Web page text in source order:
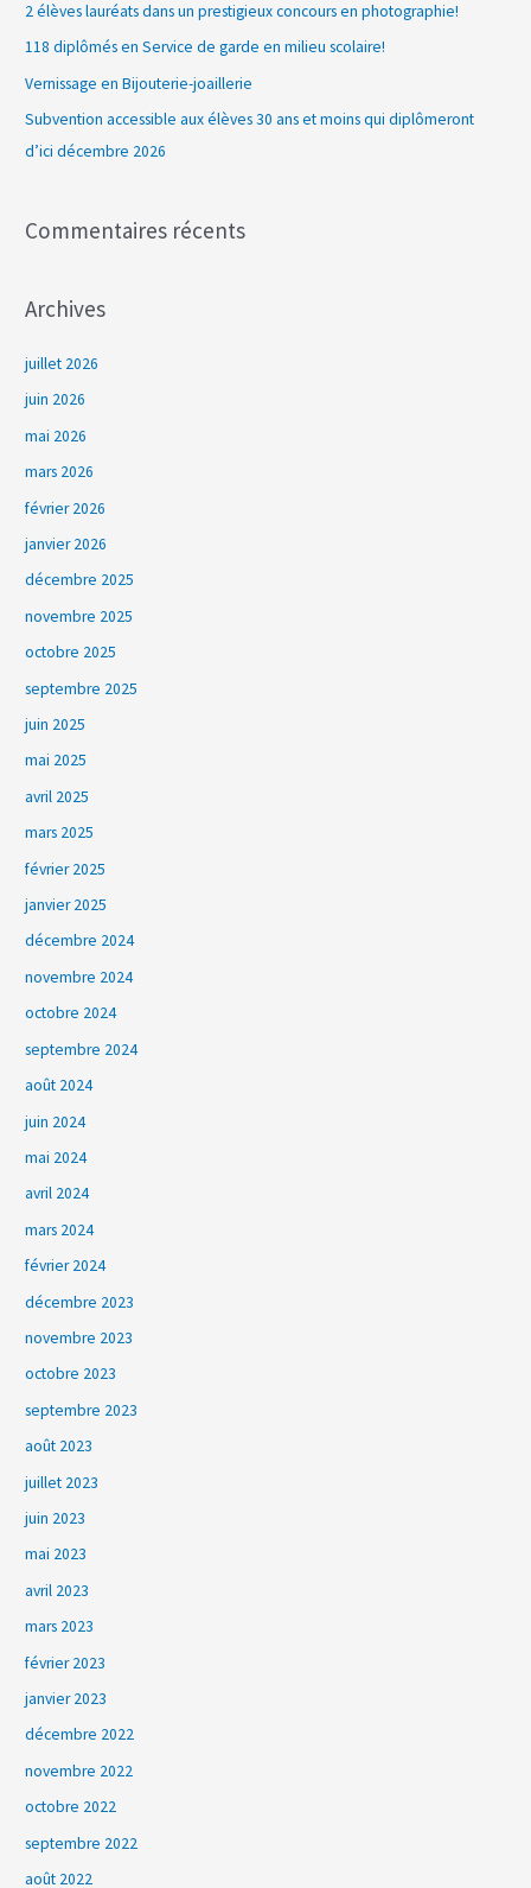
h
e
r
2 élèves lauréats dans un prestigieux concours en photographie!
118 diplômés en Service de garde en milieu scolaire!
Vernissage en Bijouterie-joaillerie
Subvention accessible aux élèves 30 ans et moins qui diplômeront
d’ici décembre 2026
Commentaires récents
Archives
juillet 2026
juin 2026
mai 2026
mars 2026
février 2026
janvier 2026
décembre 2025
novembre 2025
octobre 2025
septembre 2025
juin 2025
mai 2025
avril 2025
mars 2025
février 2025
janvier 2025
décembre 2024
novembre 2024
octobre 2024
septembre 2024
août 2024
juin 2024
mai 2024
avril 2024
mars 2024
février 2024
décembre 2023
novembre 2023
octobre 2023
septembre 2023
août 2023
juillet 2023
juin 2023
mai 2023
avril 2023
mars 2023
février 2023
janvier 2023
décembre 2022
novembre 2022
octobre 2022
septembre 2022
août 2022